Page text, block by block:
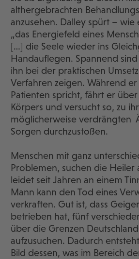
althergebrachten
anzusehen. Dalley spürt – wie
„das Energiefeld eines
[…] die Seele wieder ins
Handauflegen. Spannend
ihn bei der praktischen
Verfahren zeigen. Während
Patienten spricht, fährt er über
Körpers und versucht so, zu
möglicherweise verdrängten
Sorgen durchzustoßen.
Menschen mit ganz
Problemen, suchen die Heiler
leidet seit Jahren an einem
Mann kann den Tod eines
verkraften. Gut ist, dass
betrieben hat, fünf
über die Grenzen
aufzusuchen. Dadurch
Bild dessen, was im Bereich